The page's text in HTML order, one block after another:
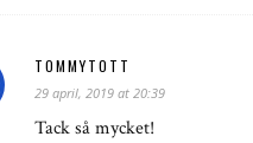
TOMMYTOTT
29 april, 2019 at 20:39
Tack så mycket!